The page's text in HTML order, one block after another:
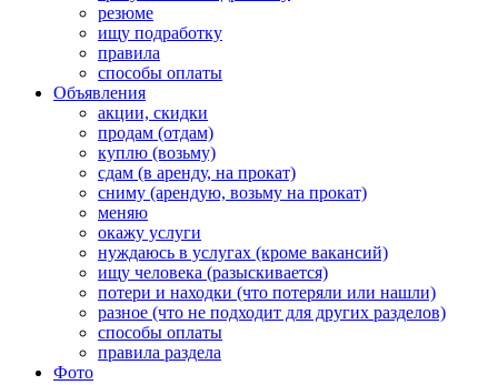
резюме
ищу подработку
правила
способы оплаты
Объявления
акции, скидки
продам (отдам)
куплю (возьму)
сдам (в аренду, на прокат)
сниму (арендую, возьму на прокат)
меняю
окажу услуги
нуждаюсь в услугах (кроме вакансий)
ищу человека (разыскивается)
потери и находки (что потеряли или нашли)
разное (что не подходит для других разделов)
способы оплаты
правила раздела
Фото